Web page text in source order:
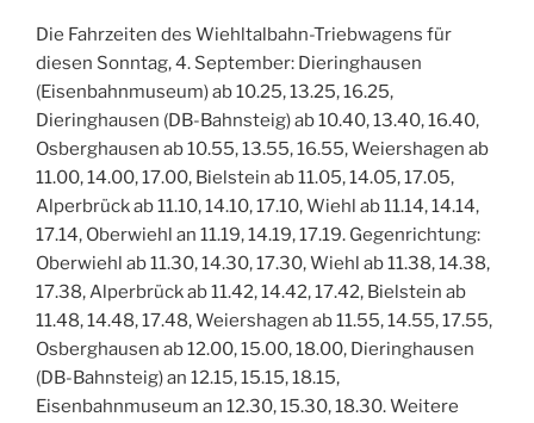
Die Fahrzeiten des Wiehltalbahn-Triebwagens für
diesen Sonntag, 4. September: Dieringhausen
(Eisenbahnmuseum) ab 10.25, 13.25, 16.25,
Dieringhausen (DB-Bahnsteig) ab 10.40, 13.40, 16.40,
Osberghausen ab 10.55, 13.55, 16.55, Weiershagen ab
11.00, 14.00, 17.00, Bielstein ab 11.05, 14.05, 17.05,
Alperbrück ab 11.10, 14.10, 17.10, Wiehl ab 11.14, 14.14,
17.14, Oberwiehl an 11.19, 14.19, 17.19. Gegenrichtung:
Oberwiehl ab 11.30, 14.30, 17.30, Wiehl ab 11.38, 14.38,
17.38, Alperbrück ab 11.42, 14.42, 17.42, Bielstein ab
11.48, 14.48, 17.48, Weiershagen ab 11.55, 14.55, 17.55,
Osberghausen ab 12.00, 15.00, 18.00, Dieringhausen
(DB-Bahnsteig) an 12.15, 15.15, 18.15,
Eisenbahnmuseum an 12.30, 15.30, 18.30. Weitere